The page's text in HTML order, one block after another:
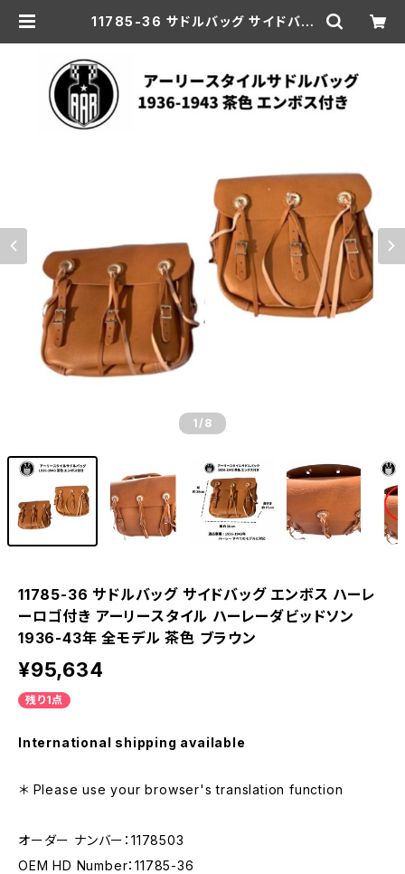
11785-36 サドルバッグ サイドバッ
36-43年 全モデル 茶色 ブラウン |
aar-hd
1 /8
11785-36 サドルバッグ サイドバッグ エンボス ハーレ
ーロゴ付き アーリースタイル ハーレーダビッドソン
1936-43年 全モデル 茶色 ブラウン
¥95,634
残り1点
International shipping available
＊ Please use your browser's translation function
オーダー ナンバー：1178503
OEM HD Number：11785-36